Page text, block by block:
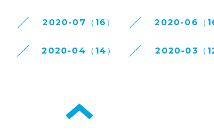
2020-07（16） 2020-06（
2020-04（14） 2020-03（